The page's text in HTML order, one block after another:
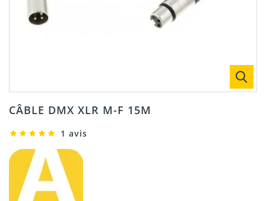
CÂBLE DMX XLR M-F 15M
1 avis